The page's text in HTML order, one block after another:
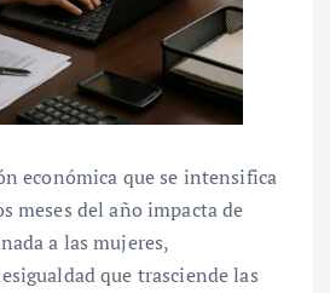
económica que se intensifica
meses del año impacta de
a las mujeres,
que trasciende las